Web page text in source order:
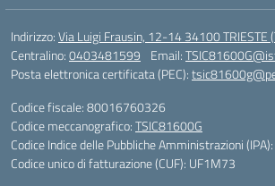
Indirizzo:Via Luigi Frausin, 12-14 34100 TRIESTE
Centralino:0403481599 Email:
Posta elettronica certificata (PEC):
Codice fiscale: 80016760326
Codice meccanografico:TSIC81600G
Codice Indice delle Pubbliche Amministrazioni
Codice unico di fatturazione (CUF): UF1M73